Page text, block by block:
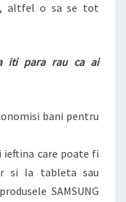
altfel o sa se tot
iti para rau ca ai
bani pentru
care poate fi
si la tableta sau
SAMSUNG